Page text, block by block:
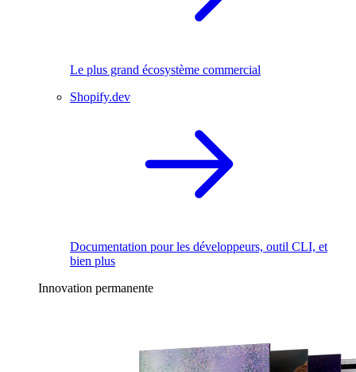
Le plus grand écosystème commercial
Shopify.dev
Documentation pour les développeurs, outil CLI, et
bien plus
Innovation permanente